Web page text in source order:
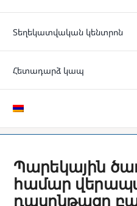
Տեղեկատվական կենտրոն
Հետադարձ կապ
Պարեկային
համար
դասընթացը